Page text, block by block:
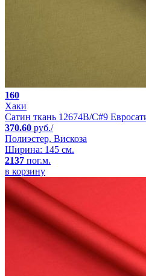
160
Хаки
Сатин ткань 12674B/C#9
370.60 руб./
Полиэстер, Вискоза
Ширина: 145 см.
2137 пог.м.
в корзину